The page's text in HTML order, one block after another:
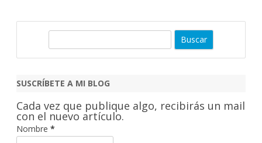
c
r
SUSCRÍBETE A MI BLOG
Cada vez que publique algo, recibirás un mail
con el nuevo artículo.
Nombre *